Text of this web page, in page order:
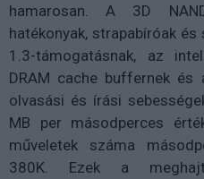
hamarosan. A 3D
hatékonyak, strapabíróak
1.3-támogatásnak, az
DRAM cache buffernek
olvasási és írási
MB per másodperces
műveletek száma
380K. Ezek a